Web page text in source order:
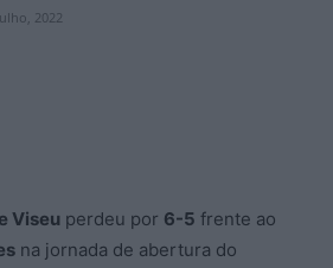
2022
Viseu perdeu por 6-5 frente ao
na jornada de abertura do